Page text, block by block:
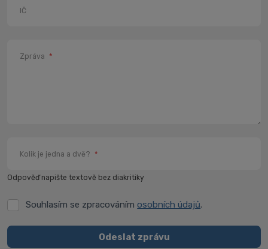
IČ
Zpráva *
Kolik je jedna a dvě? *
Odpověď napište textově bez diakritiky
Souhlasím
zpracováním
osobních
Souhlasím se zpracovánímosobních údajů.
Odeslat zprávu